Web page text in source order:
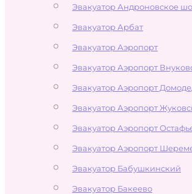
Эвакуатор Андроновское
Эвакуатор Арбат
Эвакуатор Аэропорт
Эвакуатор Аэропорт
Эвакуатор Аэропорт
Эвакуатор Аэропорт
Эвакуатор Аэропорт
Эвакуатор Аэропорт
Эвакуатор Бабушкинский
Эвакуатор Бакеево